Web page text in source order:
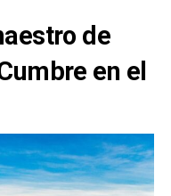
de
en el